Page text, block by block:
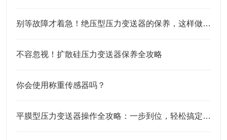
别等故障才着急！绝压型压力变送器的保养，这样做才靠谱
不容忽视！扩散硅压力变送器保养全攻略
你会使用称重传感器吗？
平膜型压力变送器操作全攻略：一步到位，轻松搞定实操细节